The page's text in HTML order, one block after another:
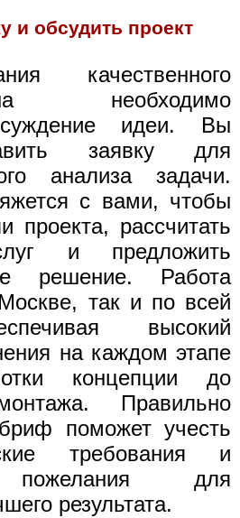
и обсудить проект
качественного
необходимо
идеи. Вы
заявку для
анализа задачи.
с вами, чтобы
проекта, рассчитать
и предложить
решение. Работа
так и по всей
высокий
на каждом этапе
концепции до
Правильно
поможет учесть
требования и
пожелания для
результата.